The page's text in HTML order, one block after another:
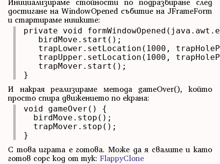
Инициализираме стойности по подразбиране след
достигане на WindowOpened събитие на JFrameForm
и стартираме нишките:
private void
   birdMove.start();
trapLower.setLocation(1000,
trapUpper.setLocation(1000,
   trapMover.start();
}
И накрая реализираме метода gameOver(), който
просто спира движението по екрана:
void gameOver() {
  birdMove.stop();
  trapMover.stop();
}
С това играта е готова. Може да я свалите и като
готов сорс код от тук: FlappyClone